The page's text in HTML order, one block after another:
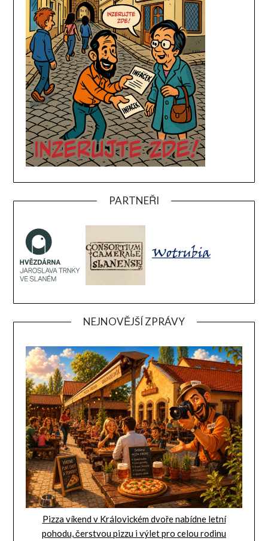
PARTNEŘI
NEJNOVĚJŠÍ ZPRÁVY
Pizza víkend v Královickém dvoře nabídne letní
pohodu, čerstvou pizzu i výlet pro celou rodinu